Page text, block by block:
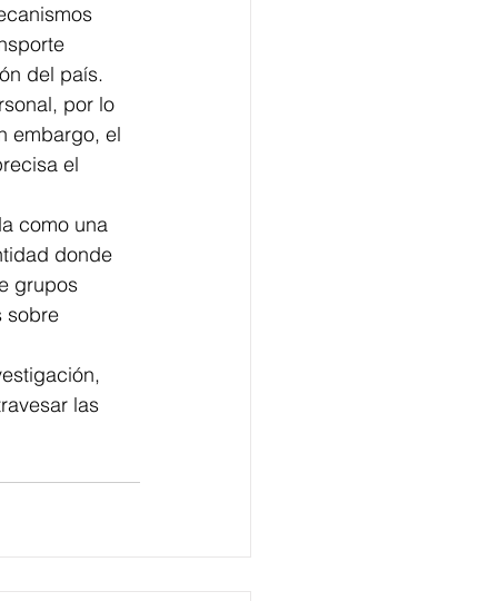
del país.
por lo
embargo, el
el
como una
donde
grupos
sobre
las